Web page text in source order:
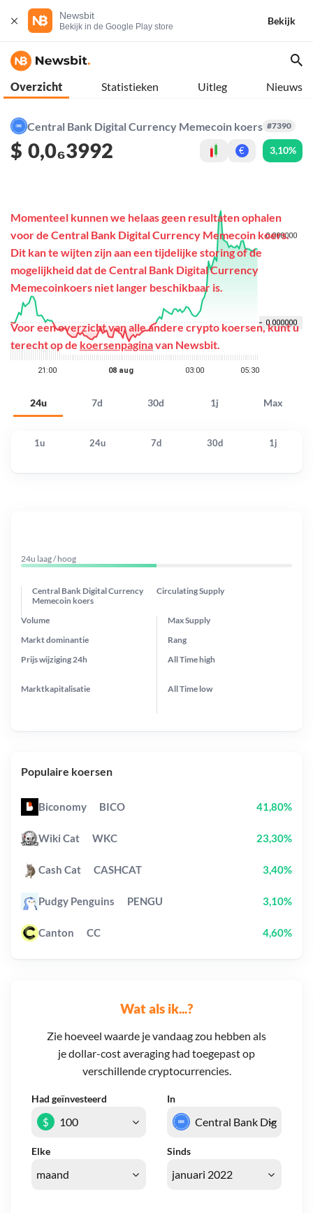
Newsbit
Bekijk in de Google Play store
Bekijk
Overzicht Statistieken Uitleg Nieuws
Central Bank Digital Currency Memecoin koers #7390
$ 0,0₆3992 € 3,10%
24u 7d 30d 1j Max
Momenteel kunnen we helaas geen resultaten ophalen
voor de Central Bank Digital Currency Memecoin koers.
Dit kan te wijten zijn aan een tijdelijke storing of de
mogelijkheid dat de Central Bank Digital Currency
Memecoinkoers niet langer beschikbaar is.
Voor een overzicht van alle andere crypto koersen, kunt u
terecht op de koersenpaginavan Newsbit.
1u 24u 7d 30d 1j
Wat als ik...?
Zie hoeveel waarde je vandaag zou hebben als
je dollar-cost averaging had toegepast op
verschillende cryptocurrencies.
Had geïnvesteerd In
Elke Sinds
$
24u laag / hoog
Central Bank Digital Currency
Memecoin koers
Circulating Supply
Prijs wijziging 24h
Max Supply
Markt dominantie
Marktkapitalisatie
Volume
Rang
All Timehigh
All Time low
Populaire koersen
Biconomy BICO 41,80%
Wiki Cat WKC 23,30%
Cash Cat CASHCAT 3,40%
Pudgy Penguins PENGU 3,10%
Canton CC 4,60%